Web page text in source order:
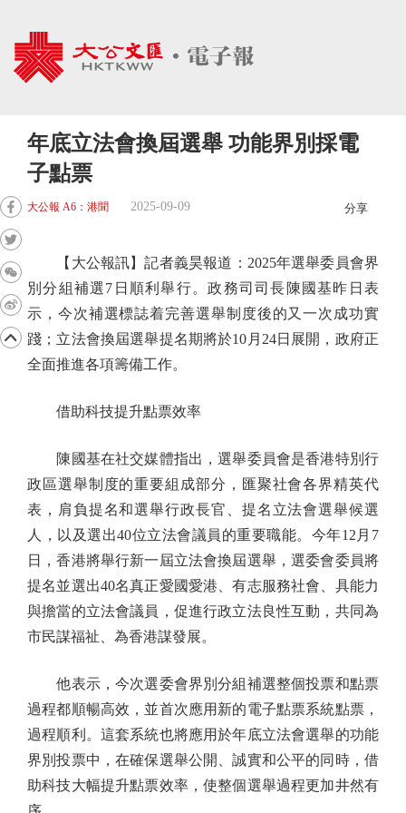
年底立法會換屆選舉 功能界別採電
子點票
大公報 A6：港聞 2025-09-09 分享
【大公報訊】記者義昊報道：2025年選舉委員會界
別分組補選7日順利舉行。政務司司長陳國基昨日表
示，今次補選標誌着完善選舉制度後的又一次成功實
踐；立法會換屆選舉提名期將於10月24日展開，政府正
全面推進各項籌備工作。
借助科技提升點票效率
陳國基在社交媒體指出，選舉委員會是香港特別行
政區選舉制度的重要組成部分，匯聚社會各界精英代
表，肩負提名和選舉行政長官、提名立法會選舉候選
人，以及選出40位立法會議員的重要職能。今年12月7
日，香港將舉行新一屆立法會換屆選舉，選委會委員將
提名並選出40名真正愛國愛港、有志服務社會、具能力
與擔當的立法會議員，促進行政立法良性互動，共同為
市民謀福祉、為香港謀發展。
他表示，今次選委會界別分組補選整個投票和點票
過程都順暢高效，並首次應用新的電子點票系統點票，
過程順利。這套系統也將應用於年底立法會選舉的功能
界別投票中，在確保選舉公開、誠實和公平的同時，借
助科技大幅提升點票效率，使整個選舉過程更加井然有